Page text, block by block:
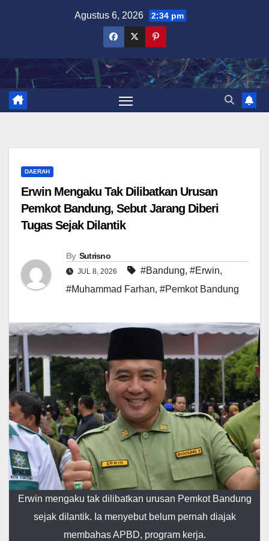
Agustus 6, 2026 2:34 pm
DAERAH
Erwin Mengaku Tak Dilibatkan Urusan
Pemkot Bandung, Sebut Jarang Diberi
Tugas Sejak Dilantik
By Sutrisno
JUL 8, 2026 #Bandung, #Erwin,
#Muhammad Farhan, #Pemkot Bandung
Erwin mengaku tak dilibatkan urusan Pemkot Bandung
sejak dilantik. Ia menyebut belum pernah diajak
membahas APBD, program kerja.